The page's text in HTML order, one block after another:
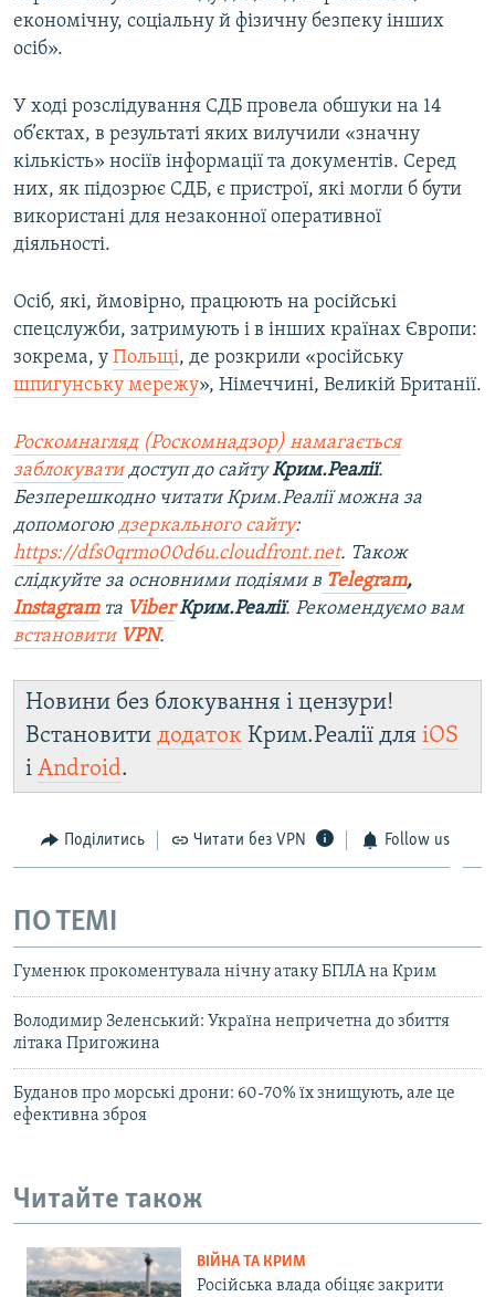
ІНФОГРАФІКА
ДОЛУЧАЙСЯ!
Усі сайти RFE/RL
економічну, соціальну й фізичну безпеку інших
осіб».
У ході розслідування СДБ провела обшуки на 14
об’єктах, в результаті яких вилучили «значну
кількість» носіїв інформації та документів. Серед
них, як підозрює СДБ, є пристрої, які могли б бути
використані для незаконної оперативної
діяльності.
Осіб, які, ймовірно, працюють на російські
спецслужби, затримують і в інших країнах Європи:
зокрема, у Польщі, де розкрили «російську
шпигунську мережу», Німеччині, Великій Британії.
Роскомнагляд (Роскомнадзор) намагається
заблокуватидоступ до сайтуКрим.Реалії.
Безперешкодно читати Крим.Реалії можна за
допомогою дзеркального сайту:
https://dfs0qrmo00d6u.cloudfront.net. Також
слідкуйте за основними подіями в Telegram,
Instagramта ViberКрим.Реалії. Рекомендуємо вам
встановити VPN.
Новини без блокування і цензури!
Встановити додаток Крим.Реалії для iOS
і Android.
Поділитись Читати без VPN Follow us
ПО ТЕМІ
Гуменюк прокоментувала нічну атаку БПЛА на Крим
Володимир Зеленський: Україна непричетна до збиття
літака Пригожина
Буданов про морські дрони: 60-70% їх знищують, але це
ефективна зброя
Читайте також
ВІЙНА ТА КРИМ
Російська влада обіцяє закрити